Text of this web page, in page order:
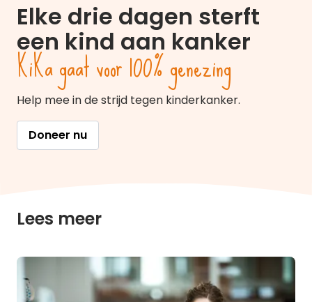
Elke drie dagen sterft
een kind aan kanker
KiKa gaat voor 100% genezing
Help mee in de strijd tegen kinderkanker.
Doneer nu
Lees meer